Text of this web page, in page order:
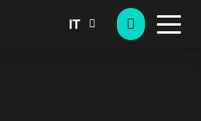
IT